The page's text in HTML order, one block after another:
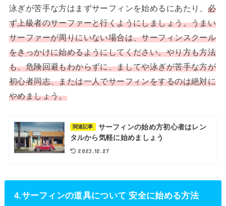
泳ぎが苦手な方はまずサーフィンを始めるにあたり、 必
ず上級者のサーファーと行くようにしましょう。うまい
サーファーが周りにいない場合は、サーフィンスクール
をきっかけに始めるようにしてください。やり方も方法
も、危険回避もわからずに、ましてや泳ぎが苦手な方が
初心者同志、または一人でサーフィンをするのは絶対に
やめましょう。
関連記事
サーフィンの始め方初心者はレン
タルから気軽に始めましょう
2023.12.27
4.サーフィンの道具について 安全に始める方法